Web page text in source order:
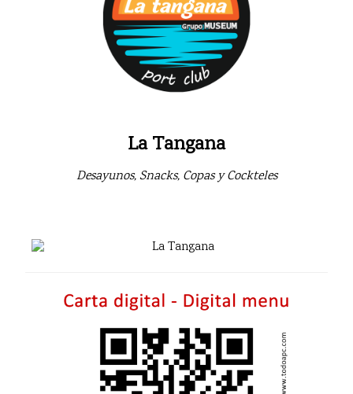
La Tangana
Desayunos, Snacks, Copas y Cockteles